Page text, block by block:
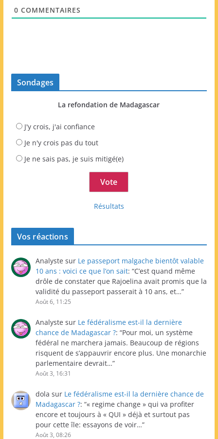
0 COMMENTAIRES
Sondages
La refondation de Madagascar
J'y crois, j'ai confiance
Je n'y crois pas du tout
Je ne sais pas, je suis mitigé(e)
Résultats
Vos réactions
Analyste sur Le passeport malgache bientôt valable
10 ans : voici ce que l’on sait: “C’est quand même
drôle de constater que Rajoelina avait promis que la
validité du passeport passerait à 10 ans, et…”
Août 6, 11:25
Analyste sur Le fédéralisme est-il la dernière
chance de Madagascar ?: “Pour moi, un système
fédéral ne marchera jamais. Beaucoup de régions
risquent de s’appauvrir encore plus. Une monarchie
parlementaire devrait…”
Août 3, 16:31
dola sur Le fédéralisme est-il la dernière chance de
Madagascar ?: “« regime change » qui va profiter
encore et toujours à « QUI » déjà et surtout pas
pour cette île: essayons de voir…”
Août 3, 08:26